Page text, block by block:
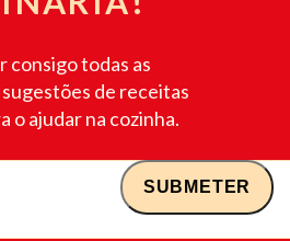
consigo todas as
de receitas
o ajudar na cozinha.